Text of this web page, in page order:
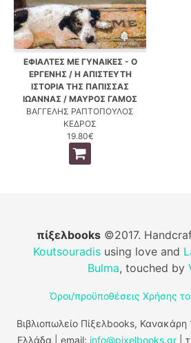
ΕΦΙΑΛΤΕΣ ΜΕ ΓΥΝΑΙΚΕΣ - Ο
ΕΡΓΕΝΗΣ / Η ΑΠΙΣΤΕΥΤΗ
ΙΣΤΟΡΙΑ ΤΗΣ ΠΑΠΙΣΣΑΣ
ΙΩΑΝΝΑΣ / ΜΑΥΡΟΣ ΓΑΜΟΣ
ΒΑΓΓΕΛΗΣ ΡΑΠΤΟΠΟΥΛΟΣ
ΚΕΔΡΟΣ
19.80€
πίξελbooks©2017.
Koutsouradis using love and
Bulma, touched by
Όροι/προϋποθέσεις Χρήσης
Βιβλιοπωλείο Πίξελbooks,
Ελλάδα | email: info@pixelbooks.gr |